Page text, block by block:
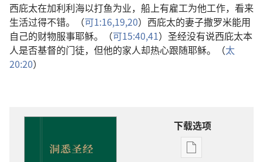
西庇太在加利利海以打鱼为业，船上有雇工为他工作，看来
生活过得不错。（可1:16,19,20）西庇太的妻子撒罗米能用
自己的财物服事耶稣。（可15:40,41）圣经没有说西庇太本
人是否基督的门徒，但他的家人却热心跟随耶稣。（太
20:20）
下载选项
出